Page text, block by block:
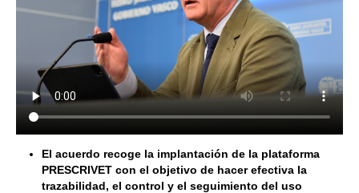
El acuerdo recoge la implantación de la plataforma
PRESCRIVET con el objetivo de hacer efectiva la
trazabilidad, el control y el seguimiento del uso